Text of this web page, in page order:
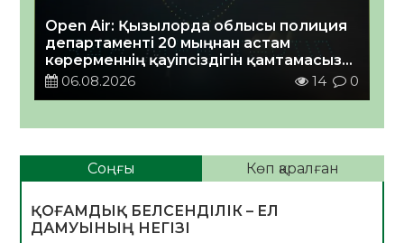
Open Air: Қызылорда облысы полиция
департаменті 20 мыңнан астам
көрерменнің қауіпсіздігін қамтамасыз
етті06.08.2026 14 0
Соңғы Көп қаралған
ҚОҒАМДЫҚ БЕЛСЕНДІЛІК – ЕЛ
ДАМУЫНЫҢ НЕГІЗІ